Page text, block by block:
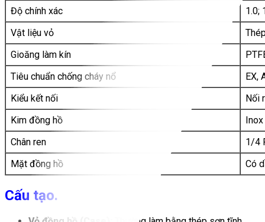
Độ chính xác
1.0;
Vật liệu vỏ
Gioăng làm kín
Tiêu chuẩn chống cháy nổ
EX,
Kiểu kết nối
Nối
Kim đồng hồ
Chân ren
1/4
Mặt đồng hồ
Có
Cấu tạo.